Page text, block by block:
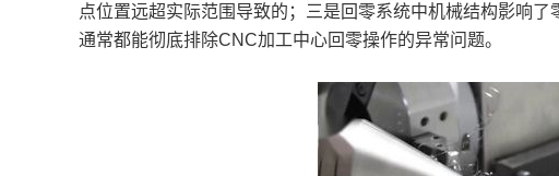
点位置远超实际范围导致的；三是回零系统中机械结构影响了
通常都能彻底排除CNC加工中心回零操作的异常问题。